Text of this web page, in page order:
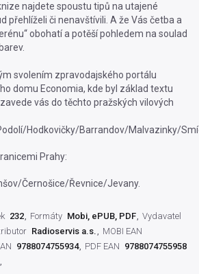
najdete spoustu tipů na utajené
přehlíželi či nenavštívili. A že Vás četba a
obohatí a potěší pohledem na soulad
svolením zpravodajského portálu
domu Economia, kde byl základ textu
vás do těchto pražských vilových
Hodkovičky/Barrandov/Malvazinky/
Prahy:
Černošice/Řevnice/Jevany.
232 Formáty Mobi, ePUB, PDF Vydavatel
Radioservis a.s.
MOBI EAN
9788074755934 PDF EAN 9788074755958